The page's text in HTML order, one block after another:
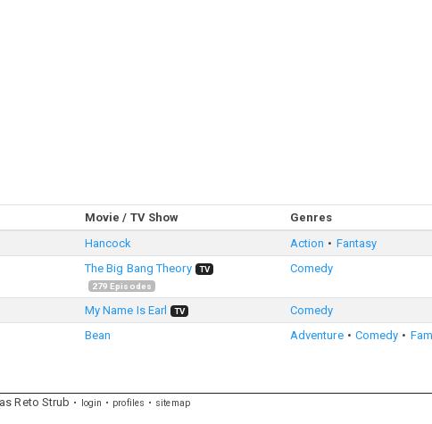
Movie / TV Show Genres
Hancock Action Fantasy
The Big Bang Theory
TV
279 Episodes
Comedy
My Name Is Earl TV Comedy
Bean Adventure Comedy
Reto Strub login profiles sitemap